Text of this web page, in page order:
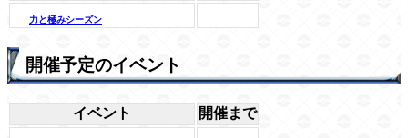
力と極みシーズン
開催予定のイベント
イベント 開催まで